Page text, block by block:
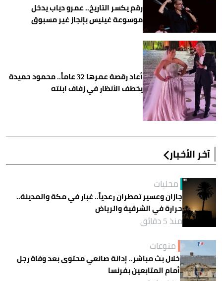
رقم يكسر التاريخ.. عمرو دياب يدخل
موسوعة غينيس بإنجاز غير مسبوق
أعاد رقصة عمرها 32 عاماً.. محمود حميدة
يخطف الأنظار في زفاف ابنته
آخر الأخبار
محليات
جازان وعسير تمطران رعدياً.. غبار في مكة والمدينة..
حرارة في الشرقية والرياض
منذ 5 دقائق
منوعات
خلال بث مباشر.. إدانة صانعي محتوى بعد وفاة رجل
أمام المتابعين بفرنسا